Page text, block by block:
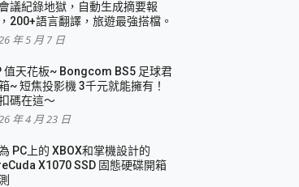
！
箱 評測
議紀錄地獄，自動生成摘要報
200+語言翻譯，旅遊最強搭檔。
年 5 月 7 日
值天花板~ Bongcom BS5 足球君
~ 短焦投影機 3千元就能擁有！
碼在這～
年 4 月 23 日
PC上的 XBOX和掌機設計的
X1070 SSD 固態硬碟開箱